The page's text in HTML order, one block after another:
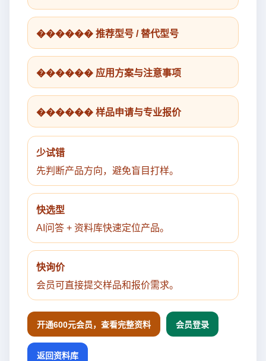
������ 推荐型号 / 替代型号
������ 应用方案与注意事项
������ 样品申请与专业报价
少试错
先判断产品方向，避免盲目打样。
快选型
AI问答 + 资料库快速定位产品。
快询价
会员可直接提交样品和报价需求。
开通600元会员，查看完整资料 会员登录
返回资料库